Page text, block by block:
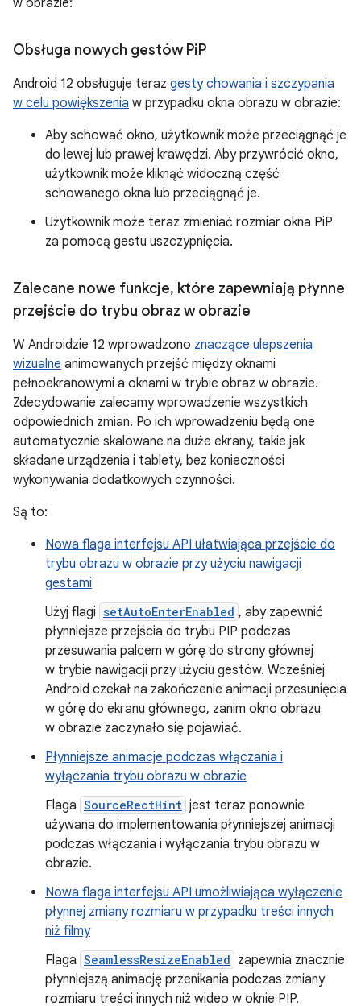
Obsługa nowych gestów PiP
Android 12 obsługuje teraz gesty chowania i szczypania
w celu powiększenia w przypadku okna obrazu w obrazie:
Aby schować okno, użytkownik może przeciągnąć je
do lewej lub prawej krawędzi. Aby przywrócić okno,
użytkownik może kliknąć widoczną część
schowanego okna lub przeciągnąć je.
Użytkownik może teraz zmieniać rozmiar okna PiP
za pomocą gestu uszczypnięcia.
Zalecane nowe funkcje, które zapewniają płynne
przejście do trybu obraz w obrazie
W Androidzie 12 wprowadzono znaczące ulepszenia
wizualne animowanych przejść między oknami
pełnoekranowymi a oknami w trybie obraz w obrazie.
Zdecydowanie zalecamy wprowadzenie wszystkich
odpowiednich zmian. Po ich wprowadzeniu będą one
automatycznie skalowane na duże ekrany, takie jak
składane urządzenia i tablety, bez konieczności
wykonywania dodatkowych czynności.
Są to:
Nowa flaga interfejsu API ułatwiająca przejście do
trybu obrazu w obrazie przy użyciu nawigacji
gestami
Użyj flagi setAutoEnterEnabled , aby zapewnić
płynniejsze przejścia do trybu PIP podczas
przesuwania palcem w górę do strony głównej
w trybie nawigacji przy użyciu gestów. Wcześniej
Android czekał na zakończenie animacji przesunięcia
w górę do ekranu głównego, zanim okno obrazu
w obrazie zaczynało się pojawiać.
Płynniejsze animacje podczas włączania i
wyłączania trybu obrazu w obrazie
Flaga SourceRectHint jest teraz ponownie
używana do implementowania płynniejszej animacji
podczas włączania i wyłączania trybu obrazu w
obrazie.
Nowa flaga interfejsu API umożliwiająca wyłączenie
płynnej zmiany rozmiaru w przypadku treści innych
niż filmy
Flaga SeamlessResizeEnabled zapewnia znacznie
płynniejszą animację przenikania podczas zmiany
rozmiaru treści innych niż wideo w oknie PIP.